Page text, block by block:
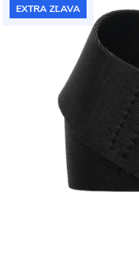
EXTRA ZĽAVA